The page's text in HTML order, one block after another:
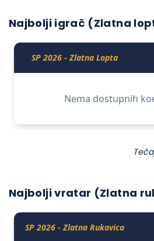
Najbolji igrač (Zlatna
Najbolji vratar (Zlatna